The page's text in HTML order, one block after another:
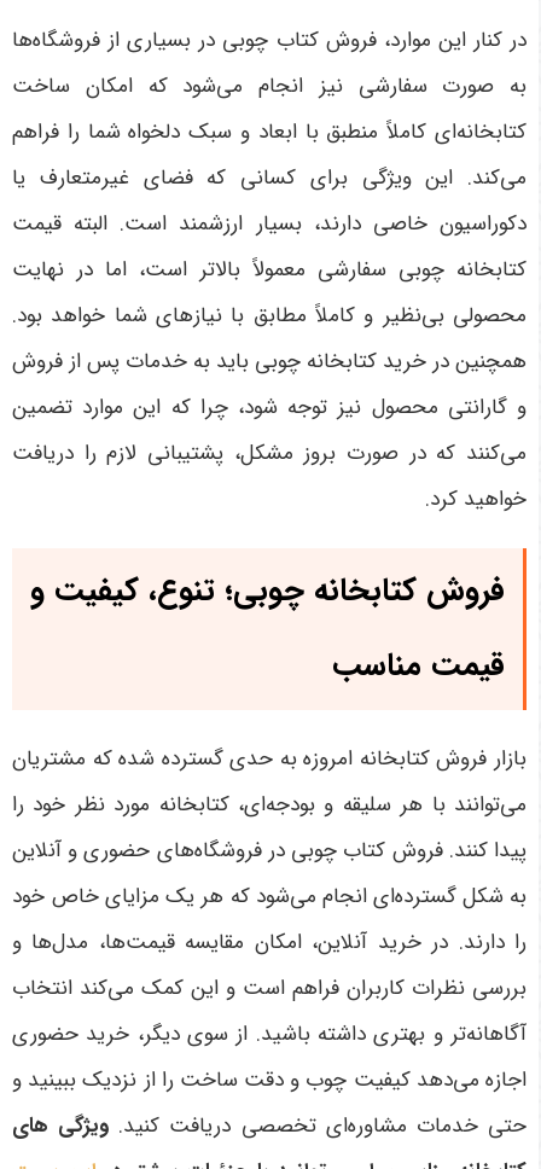
در کنار این موارد، فروش کتاب چوبی در بسیاری از فروشگاه‌ها
به صورت سفارشی نیز انجام می‌شود که امکان ساخت
کتابخانه‌ای کاملاً منطبق با ابعاد و سبک دلخواه شما را فراهم
می‌کند. این ویژگی برای کسانی که فضای غیرمتعارف یا
دکوراسیون خاصی دارند، بسیار ارزشمند است. البته قیمت
کتابخانه چوبی سفارشی معمولاً بالاتر است، اما در نهایت
محصولی بی‌نظیر و کاملاً مطابق با نیازهای شما خواهد بود.
همچنین در خرید کتابخانه چوبی باید به خدمات پس از فروش
و گارانتی محصول نیز توجه شود، چرا که این موارد تضمین
می‌کنند که در صورت بروز مشکل، پشتیبانی لازم را دریافت
خواهید کرد.
فروش کتابخانه چوبی؛ تنوع، کیفیت و
قیمت مناسب
بازار فروش کتابخانه امروزه به حدی گسترده شده که مشتریان
می‌توانند با هر سلیقه و بودجه‌ای، کتابخانه مورد نظر خود را
پیدا کنند. فروش کتاب چوبی در فروشگاه‌های حضوری و آنلاین
به شکل گسترده‌ای انجام می‌شود که هر یک مزایای خاص خود
را دارند. در خرید آنلاین، امکان مقایسه قیمت‌ها، مدل‌ها و
بررسی نظرات کاربران فراهم است و این کمک می‌کند انتخاب
آگاهانه‌تر و بهتری داشته باشید. از سوی دیگر، خرید حضوری
اجازه می‌دهد کیفیت چوب و دقت ساخت را از نزدیک ببینید و
حتی خدمات مشاوره‌ای تخصصی دریافت کنید. ویژگی های